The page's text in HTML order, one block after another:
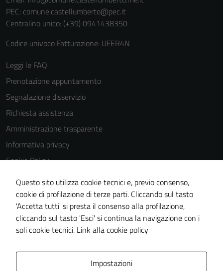
PEC: comune.castellumberto@pec.it
Centralino unico: (+39) 0941438350
Codice univoco Fatturazione: UFER4N
Leggi le FAQ
Prenotazione appuntamento
Segnalazione disservizio
Richiesta assistenza
Amministrazione trasparente
Informativa privacy
Cookie Policy
Note legali
Dichiarazione di accessibilità
Obiettivi di accessibilità
Piano di miglioramento del sito
Questo sito utilizza cookie tecnici e, previo consenso,
cookie di profilazione di terze parti. Cliccando sul tasto
'Accetta tutti' si presta il consenso alla profilazione,
cliccando sul tasto 'Esci' si continua la navigazione con i
soli cookie tecnici. Link alla cookie policy
Impostazioni